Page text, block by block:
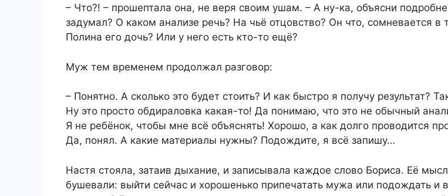
– Что?! – прошептала она, не веря своим ушам. – А ну-ка, объясни
задумал? О каком анализе речь? На чьё отцовство? Он что, сомневается в
Полина его дочь? Или у него есть кто-то ещё?
Муж тем временем продолжал разговор:
– Понятно. А сколько это будет стоить? И как быстро я получу результат?
Ну это просто обдираловка какая-то! Да понимаю, что это не обычный
Я не ребёнок, чтобы мне всё объяснять! Хорошо, а как долго проводится
Да, понял. А какие материалы нужны? Подождите, я всё запишу…
Настя стояла, затаив дыхание, и записывала каждое слово Бориса. Её
бушевали: выйти сейчас и хорошенько припечатать мужа или подождать и